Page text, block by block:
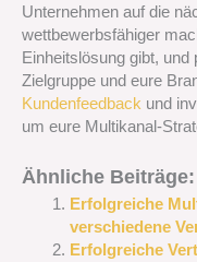
Unternehmen auf die
wettbewerbsfähiger
Einheitslösung gibt,
Zielgruppe und eure
Kundenfeedback und
um eure Multikanal-
Ähnliche Beiträge:
Erfolgreiche
verschiedene
Erfolgreiche